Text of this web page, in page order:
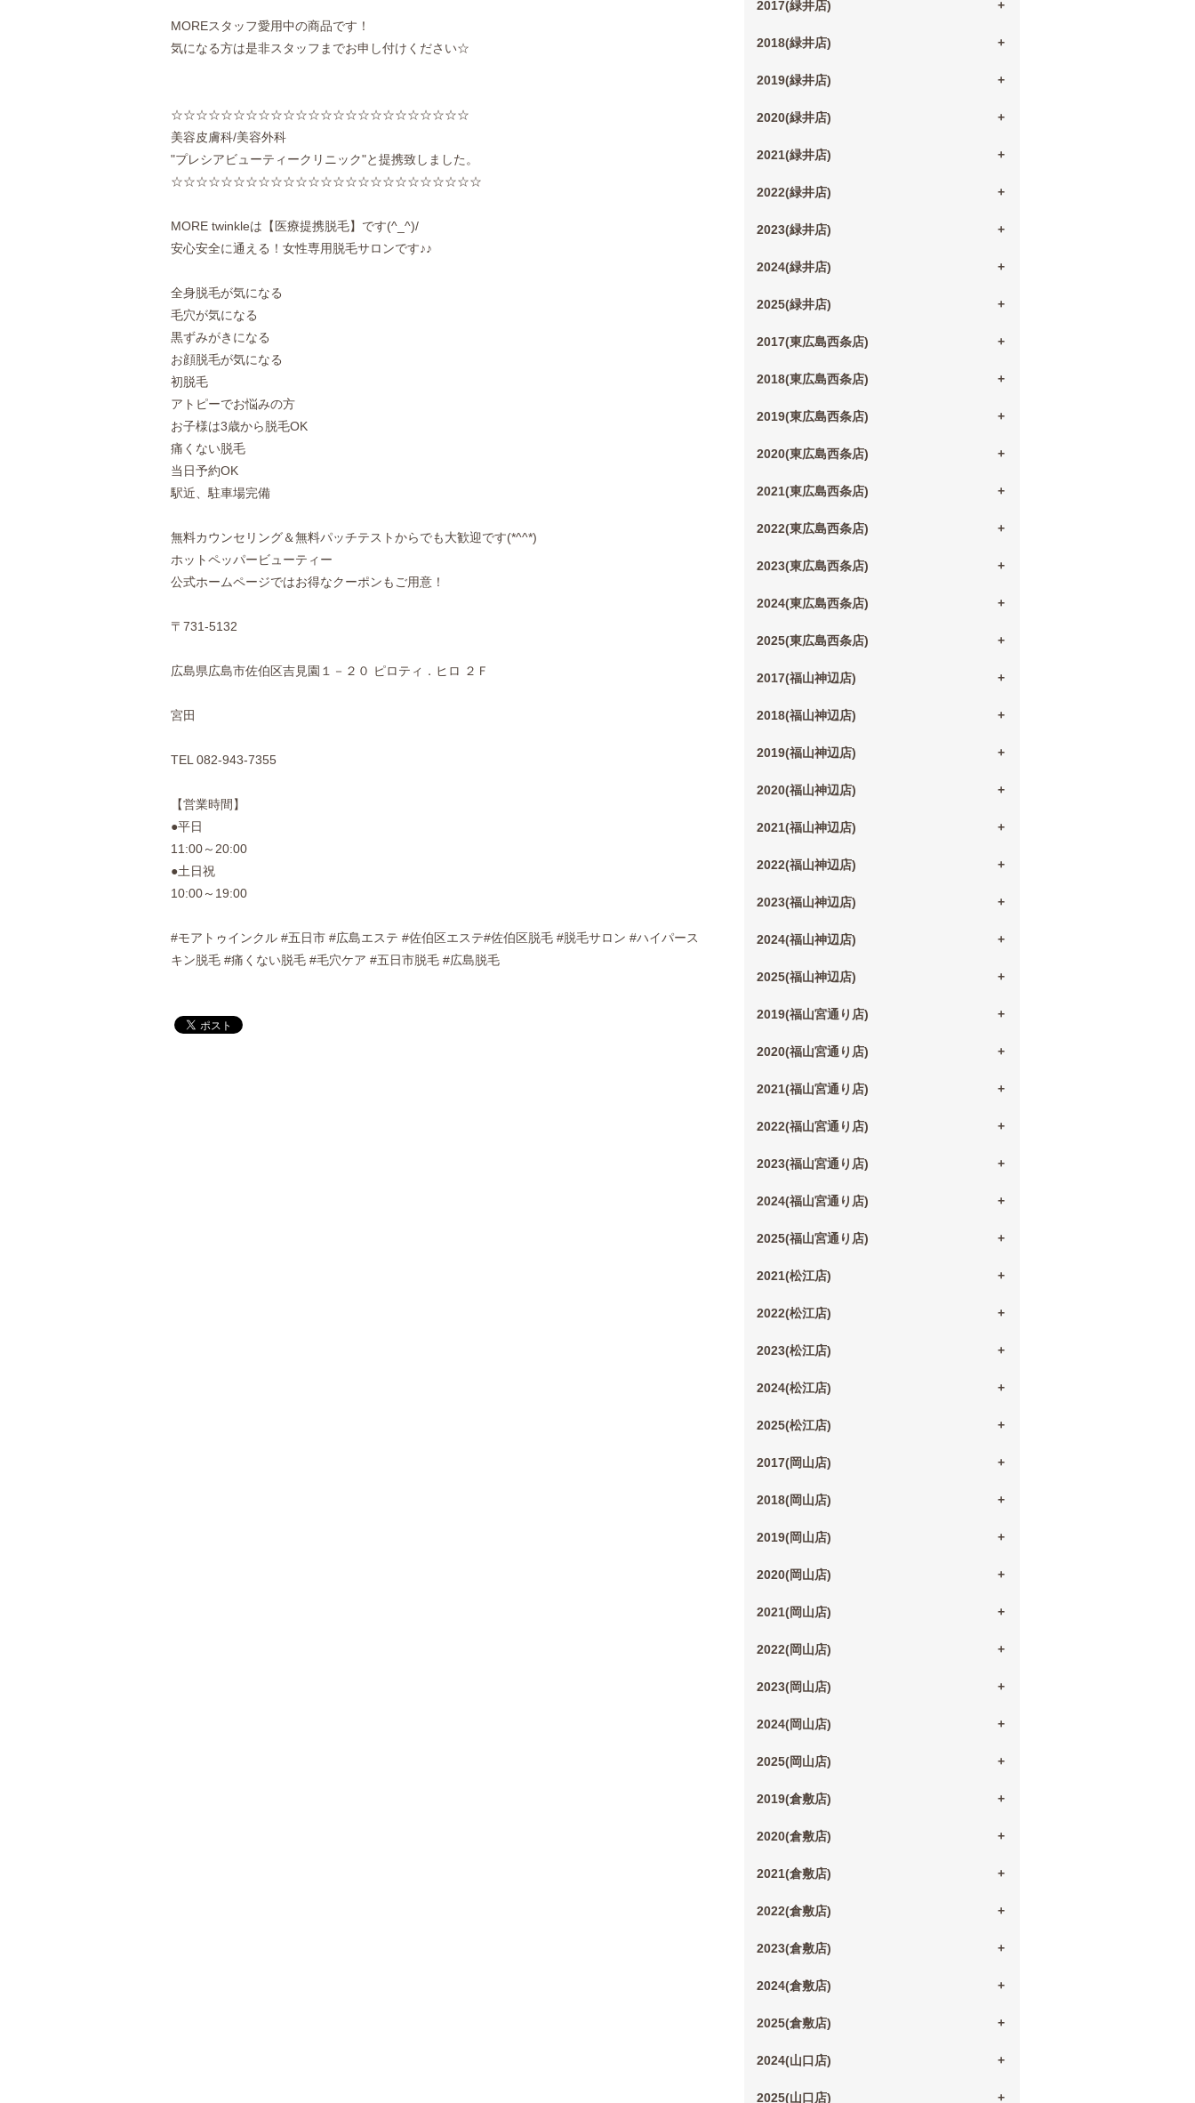
MOREスタッフ愛用中の商品です！
気になる方は是非スタッフまでお申し付けください☆
☆☆☆☆☆☆☆☆☆☆☆☆☆☆☆☆☆☆☆☆☆☆☆☆
美容皮膚科/美容外科
"プレシアビューティークリニック"と提携致しました。
☆☆☆☆☆☆☆☆☆☆☆☆☆☆☆☆☆☆☆☆☆☆☆☆☆
MORE twinkleは【医療提携脱毛】です(^_^)/
安心安全に通える！女性専用脱毛サロンです♪♪
全身脱毛が気になる
毛穴が気になる
黒ずみがきになる
お顔脱毛が気になる
初脱毛
アトピーでお悩みの方
お子様は3歳から脱毛OK
痛くない脱毛
当日予約OK
駅近、駐車場完備
無料カウンセリング＆無料パッチテストからでも大歓迎です(*^^*)
ホットペッパービューティー
公式ホームページではお得なクーポンもご用意！
〒731-5132
広島県広島市佐伯区吉見園１－２０ ピロティ．ヒロ ２Ｆ
宮田
TEL 082-943-7355
【営業時間】
●平日
11:00～20:00
●土日祝
10:00～19:00
#モアトゥインクル #五日市 #広島エステ #佐伯区エステ#佐伯区脱毛 #脱毛サロン #ハイパース
キン脱毛 #痛くない脱毛 #毛穴ケア #五日市脱毛 #広島脱毛
2017(緑井店)
2018(緑井店)
2019(緑井店)
2020(緑井店)
2021(緑井店)
2022(緑井店)
2023(緑井店)
2024(緑井店)
2025(緑井店)
2017(東広島西条店)
2018(東広島西条店)
2019(東広島西条店)
2020(東広島西条店)
2021(東広島西条店)
2022(東広島西条店)
2023(東広島西条店)
2024(東広島西条店)
2025(東広島西条店)
2017(福山神辺店)
2018(福山神辺店)
2019(福山神辺店)
2020(福山神辺店)
2021(福山神辺店)
2022(福山神辺店)
2023(福山神辺店)
2024(福山神辺店)
2025(福山神辺店)
2019(福山宮通り店)
2020(福山宮通り店)
2021(福山宮通り店)
2022(福山宮通り店)
2023(福山宮通り店)
2024(福山宮通り店)
2025(福山宮通り店)
2021(松江店)
2022(松江店)
2023(松江店)
2024(松江店)
2025(松江店)
2017(岡山店)
2018(岡山店)
2019(岡山店)
2020(岡山店)
2021(岡山店)
2022(岡山店)
2023(岡山店)
2024(岡山店)
2025(岡山店)
2019(倉敷店)
2020(倉敷店)
2021(倉敷店)
2022(倉敷店)
2023(倉敷店)
2024(倉敷店)
2025(倉敷店)
2024(山口店)
2025(山口店)